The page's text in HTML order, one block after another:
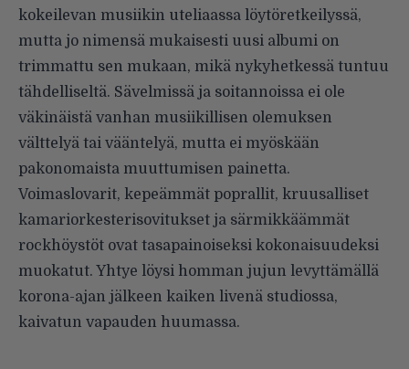
kokeilevan musiikin uteliaassa löytöretkeilyssä,
mutta jo nimensä mukaisesti uusi albumi on
trimmattu sen mukaan, mikä nykyhetkessä tuntuu
tähdelliseltä. Sävelmissä ja soitannoissa ei ole
väkinäistä vanhan musiikillisen olemuksen
välttelyä tai vääntelyä, mutta ei myöskään
pakonomaista muuttumisen painetta.
Voimaslovarit, kepeämmät poprallit, kruusalliset
kamariorkesterisovitukset ja särmikkäämmät
rockhöystöt ovat tasapainoiseksi kokonaisuudeksi
muokatut. Yhtye löysi homman jujun levyttämällä
korona-ajan jälkeen kaiken livenä studiossa,
kaivatun vapauden huumassa.